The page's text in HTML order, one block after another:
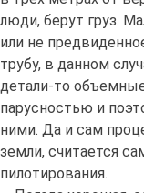
люди, берут груз.
или не
трубу, в данном
детали-то
парусностью и
ними. Да и сам
земли, считается
пилотирования.